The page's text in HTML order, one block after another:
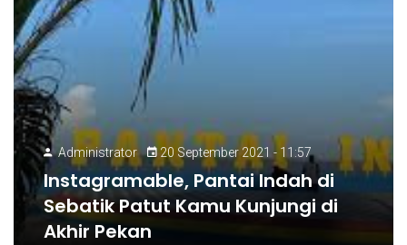
Administrator 20 September 2021 - 11:57
Instagramable, Pantai Indah di
Sebatik Patut Kamu Kunjungi di
Akhir Pekan